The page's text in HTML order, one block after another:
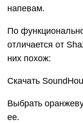
напевам.
По
отличается от
них похож:
Скачать
Выбрать
ее.